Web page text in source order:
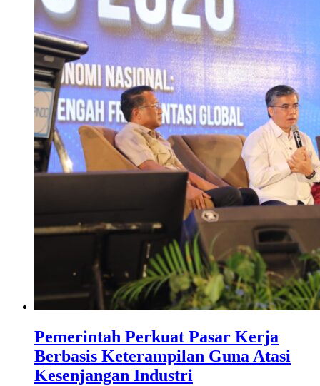
Pemerintah Perkuat Pasar Kerja
Berbasis Keterampilan Guna Atasi
Kesenjangan Industri